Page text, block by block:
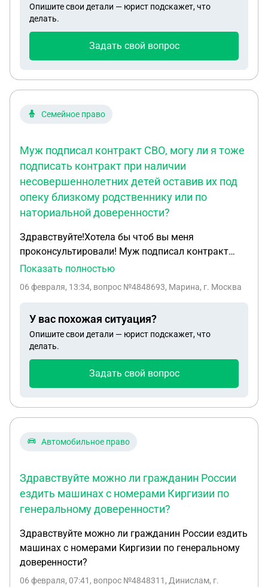
Опишите свои детали — юрист подскажет, что
делать.
Задать свой вопрос
Семейное право
Муж подписал контракт СВО, могу ли я тоже
подписать контракт при наличии
несовершеннолетних детей оставив их под
опеку близкому родственнику или по
наториальной доверенности?
Здравствуйте!Хотела бы чтоб вы меня
проконсультировали! Муж подписал контракт
СВО,могу ли я тоже подписать контракт при
под опеку близкому родственнику или по
Показать полностью
06 февраля, 13:34, вопрос №4848693, Марина, г. Москва
У вас похожая ситуация?
Опишите свои детали — юрист подскажет, что
делать.
Задать свой вопрос
Автомобильное право
Здравствуйте можно ли гражданин России
ездить машинах с номерами Киргизии по
генеральному доверенности?
Здравствуйте можно ли гражданин России ездить
машинах с номерами Киргизии по генеральному
доверенности?
06 февраля, 07:41 , вопрос №4848311, Динислам, г.